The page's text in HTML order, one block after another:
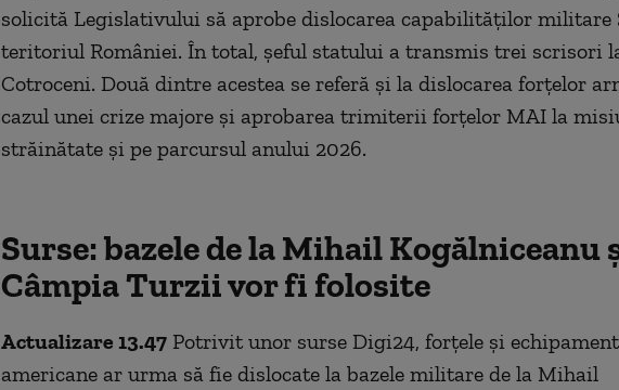
solicită Legislativului să aprobe dislocarea capabilităților militare
teritoriul României. În total, șeful statului a transmis trei scrisori
Cotroceni. Două dintre acestea se referă și la dislocarea forțelor
cazul unei crize majore și aprobarea trimiterii forțelor MAI la
străinătate și pe parcursul anului 2026.
Surse: bazele de la Mihail Kogălniceanu
Câmpia Turzii vor fi folosite
Actualizare 13.47Potrivit unor surse Digi24, forțele și
americane ar urma să fie dislocate la bazele militare de la Mihail